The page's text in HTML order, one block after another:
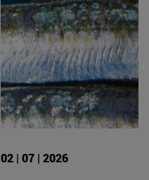
02 | 07 | 2026